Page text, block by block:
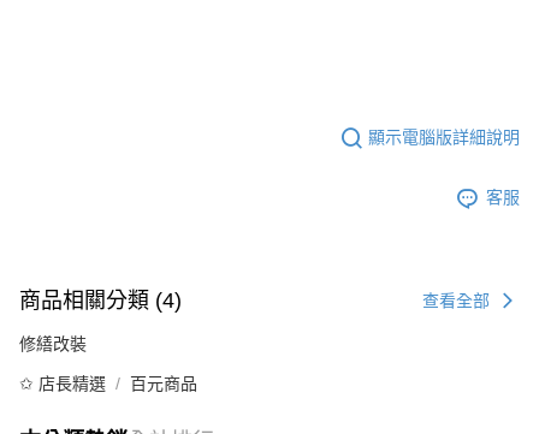
顯示電腦版詳細說明
客服
商品相關分類 (4) 查看全部
修繕改裝
✩ 店長精選 百元商品